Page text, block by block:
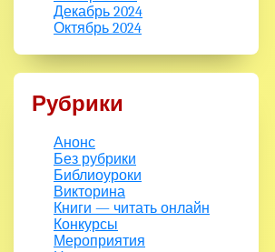
Декабрь 2024
Октябрь 2024
Рубрики
Анонс
Без рубрики
Библиоуроки
Викторина
Книги — читать онлайн
Конкурсы
Мероприятия